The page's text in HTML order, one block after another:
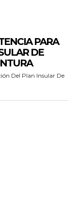
PARA
DE
Del Plan Insular De